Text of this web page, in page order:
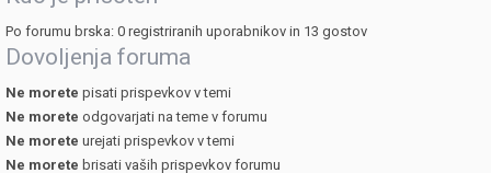
Po forumu brska: 0 registriranih uporabnikov in 13 gostov
Dovoljenja foruma
Ne morete pisati prispevkov v temi
Ne morete odgovarjati na teme v forumu
Ne morete urejati prispevkov v temi
Ne morete brisati vaših prispevkov forumu